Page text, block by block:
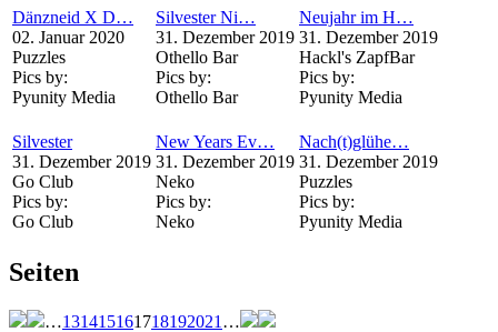
Dänzneid X D…
02. Januar 2020
Puzzles
Pics by:
Pyunity Media
Silvester Ni…
31. Dezember 2019
Othello Bar
Pics by:
Othello Bar
Neujahr im H…
31. Dezember 2019
Hackl's ZapfBar
Pics by:
Pyunity Media
Silvester
31. Dezember 2019
Go Club
Pics by:
Go Club
New Years Ev…
31. Dezember 2019
Neko
Pics by:
Neko
Nach(t)glühe…
31. Dezember 2019
Puzzles
Pics by:
Pyunity Media
Seiten
…131415161718192021 …